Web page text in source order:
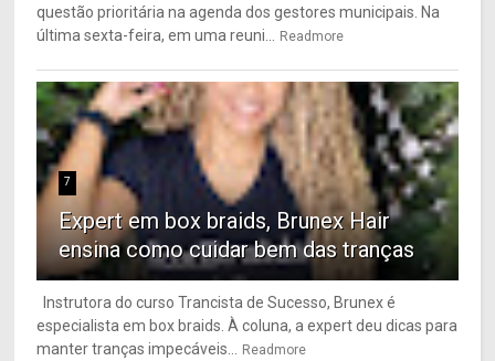
questão prioritária na agenda dos gestores municipais. Na
última sexta-feira, em uma reuni... Readmore
7
Expert em box braids, Brunex Hair
ensina como cuidar bem das tranças
Instrutora do curso Trancista de Sucesso, Brunex é
especialista em box braids. À coluna, a expert deu dicas para
manter tranças impecáveis... Readmore